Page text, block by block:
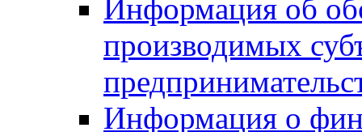
Информация об
производимых
Информация о